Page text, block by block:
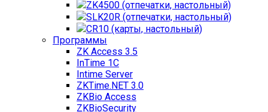
ZK4500 (отпечатки, настольный)
SLK20R (отпечатки, настольный)
CR10 (карты, настольный)
Программы
ZK Access 3.5
InTime 1С
Intime Server
ZKTime.NET 3.0
ZKBio Access
ZKBioSecurity